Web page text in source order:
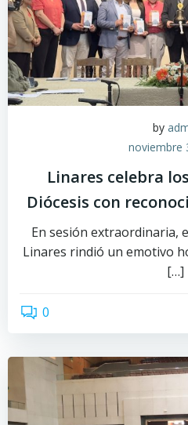
by
noviembre
Linares celebra
Diócesis con
En sesión extraordinaria,
Linares rindió un emotivo
[…]
0